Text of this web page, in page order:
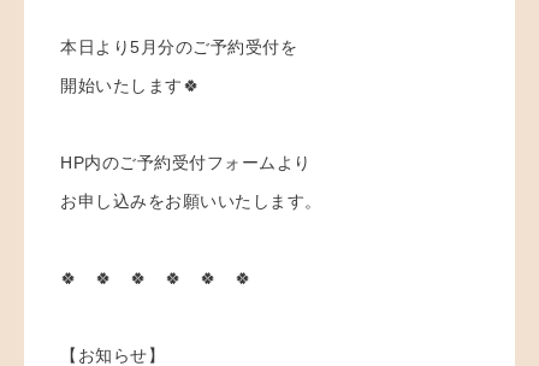
本日より5月分のご予約受付を
開始いたします🍀
HP内のご予約受付フォームより
お申し込みをお願いいたします。
🍀 🍀 🍀 🍀 🍀 🍀
【お知らせ】